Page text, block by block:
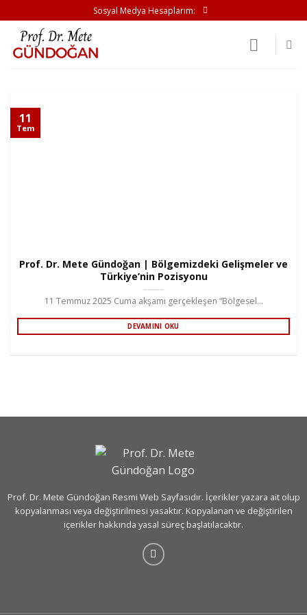
atla
Sosyal Medya Hesaplarım:
Prof. Dr. Mete Gündoğan | Bölgemizdeki Gelişmeler ve
Türkiye’nin Pozisyonu
11 Temmuz 2025 Cuma akşamı gerçekleşen “Bölgesel...
DEVAMINI OKU
11
Tem
Prof. Dr. Mete Gündoğan Resmi Web Sayfasıdır. İçerikler yazara ait olup
kopyalanması veya değiştirilmesi yasaktır. Kopyalanan ve değiştirilen
içerikler hakkında yasal süreç başlatılacaktır.